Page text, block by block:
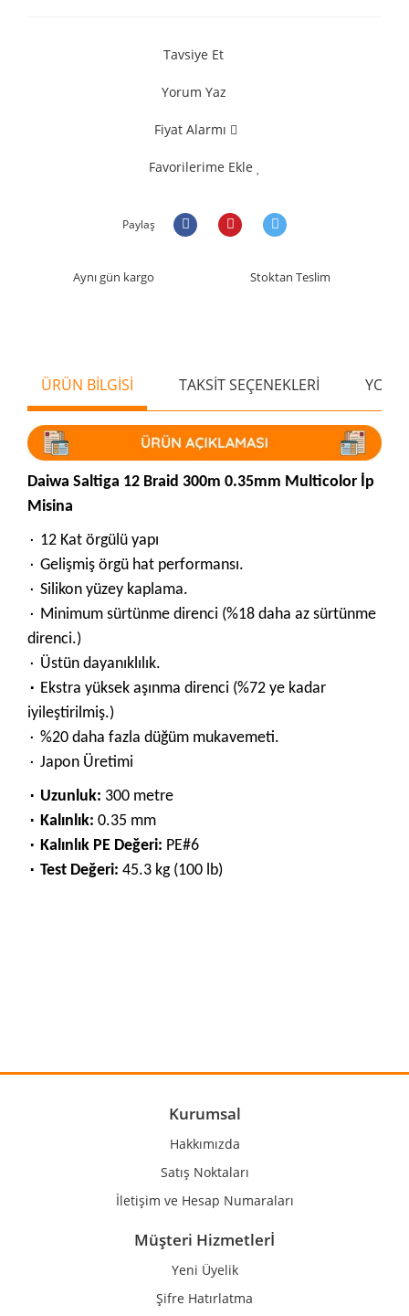
Tavsiye Et
Yorum Yaz
Fiyat Alarmı
Favorilerime Ekle
Paylaş
Aynı gün kargo Stoktan Teslim
ÜRÜN BİLGİSİ TAKSİT SEÇENEKLERİ
Daiwa Saltiga 12 Braid 300m 0.35mm Multicolor İp
Misina
۰ 12 Kat örgülü yapı
۰ Gelişmiş örgü hat performansı.
۰ Silikon yüzey kaplama.
۰ Minimum sürtünme direnci (%18 daha az sürtünme
direnci.)
۰ Üstün dayanıklılık.
۰ Ekstra yüksek aşınma direnci (%72 ye kadar
iyileştirilmiş.)
۰ %20 daha fazla düğüm mukavemeti.
۰ Japon Üretimi
۰ Uzunluk: 300 metre
۰ Kalınlık: 0.35 mm
۰ Kalınlık PE Değeri: PE#6
۰ Test Değeri: 45.3 kg (100 lb)
Ürün açıklamasında eksik bilgiler bulunuyor.
Ürün bilgilerinde hatalar bulunuyor.
Gönder
Kurumsal
Hakkımızda
Satış Noktaları
İletişim ve Hesap Numaraları
Müşteri Hizmetlerİ
Yeni Üyelik
Şifre Hatırlatma